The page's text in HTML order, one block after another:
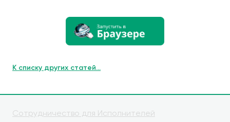
К списку других статей...
Сотрудничество для Исполнителей